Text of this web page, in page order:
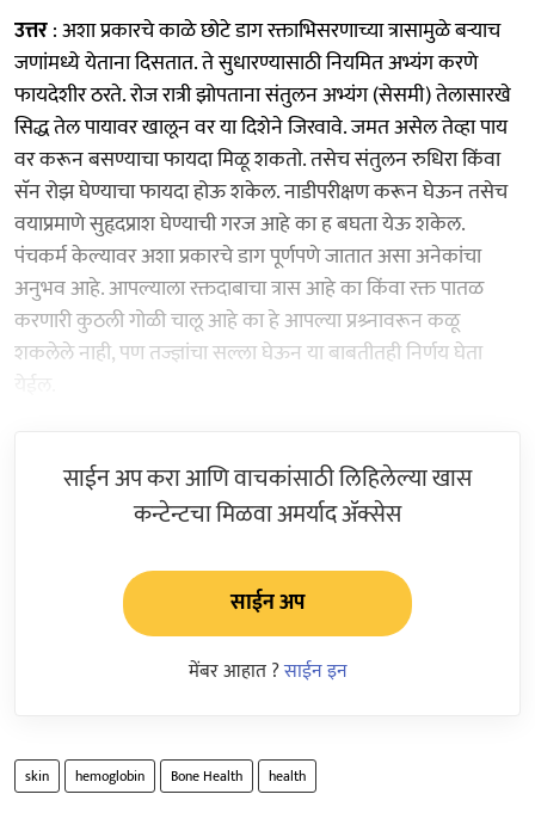
उत्तर: अशा प्रकारचे काळे छोटे डाग रक्ताभिसरणाच्या त्रासामुळे बऱ्याच
जणांमध्ये येताना दिसतात. ते सुधारण्यासाठी नियमित अभ्यंग करणे
फायदेशीर ठरते. रोज रात्री झोपताना संतुलन अभ्यंग (सेसमी) तेलासारखे
सिद्ध तेल पायावर खालून वर या दिशेने जिरवावे. जमत असेल तेव्हा पाय
वर करून बसण्याचा फायदा मिळू शकतो. तसेच संतुलन रुधिरा किंवा
सॅन रोझ घेण्याचा फायदा होऊ शकेल. नाडीपरीक्षण करून घेऊन तसेच
वयाप्रमाणे सुहृदप्राश घेण्याची गरज आहे का ह बघता येऊ शकेल.
पंचकर्म केल्यावर अशा प्रकारचे डाग पूर्णपणे जातात असा अनेकांचा
अनुभव आहे. आपल्याला रक्तदाबाचा त्रास आहे का किंवा रक्त पातळ
करणारी कुठली गोळी चालू आहे का हे आपल्या प्रश्र्नावरून कळू
शकलेले नाही, पण तज्ज्ञांचा सल्ला घेऊन या बाबतीतही निर्णय घेता
येईल.
साईन अप करा आणि वाचकांसाठी लिहिलेल्या खास
कन्टेन्टचा मिळवा अमर्याद ॲक्सेस
साईन अप
मेंबर आहात ?साईन इन
skin hemoglobin Bone Health health